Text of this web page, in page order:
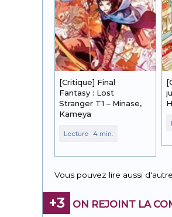
[Critique] Final
Fantasy : Lost
Stranger T1 – Minase,
Kameya
Vous pouvez lire aussi
+3 ON REJOINT LA